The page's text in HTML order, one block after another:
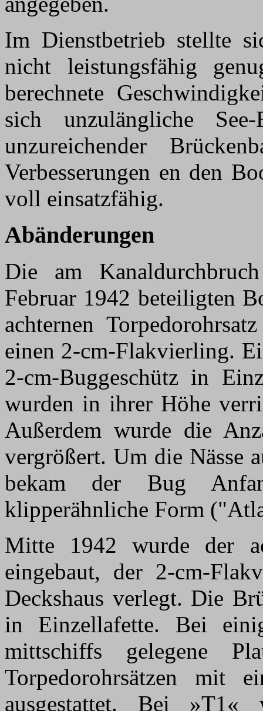
Im Dienstbetrieb stellte
nicht leistungsfähig
berechnete
sich unzulängliche
unzureichender
Verbesserungen en den
voll einsatzfähig.
Abänderungen
Die am
Februar 1942 beteiligten
achternen
einen 2-cm-Flakvierling.
2-cm-Buggeschütz in
wurden in ihrer Höhe
Außerdem wurde die
vergrößert. Um die Nässe
bekam der Bug
klipperähnliche Form
Mitte 1942 wurde der
eingebaut, der 2-cm-
Deckshaus verlegt. Die
in Einzellafette. Bei
mittschiffs gelegene
Torpedorohrsätzen mit
ausgestattet. Bei »T1«